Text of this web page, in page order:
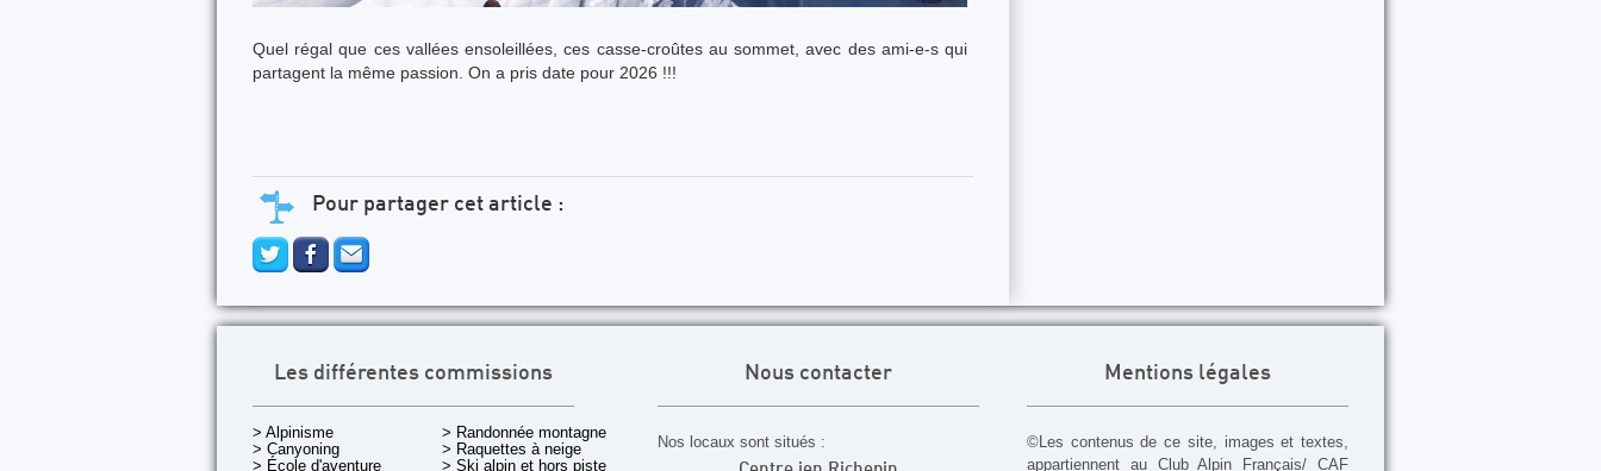
Quel régal que ces vallées ensoleillées, ces casse-croûtes au sommet, avec des ami-e-s qui
partagent la même passion. On a pris date pour 2026 !!!
Pour partager cet article :
Les différentes commissions
> Alpinisme
> Canyoning
> École d'aventure
> Randonnée montagne
> Raquettes à neige
> Ski alpin et hors piste
Nous contacter
Nos locaux sont situés :
Mentions légales
©Les contenus de ce site, images et textes,
appartiennent au Club Alpin Français/ CAF